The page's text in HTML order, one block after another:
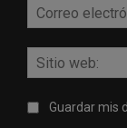
Guardar mis